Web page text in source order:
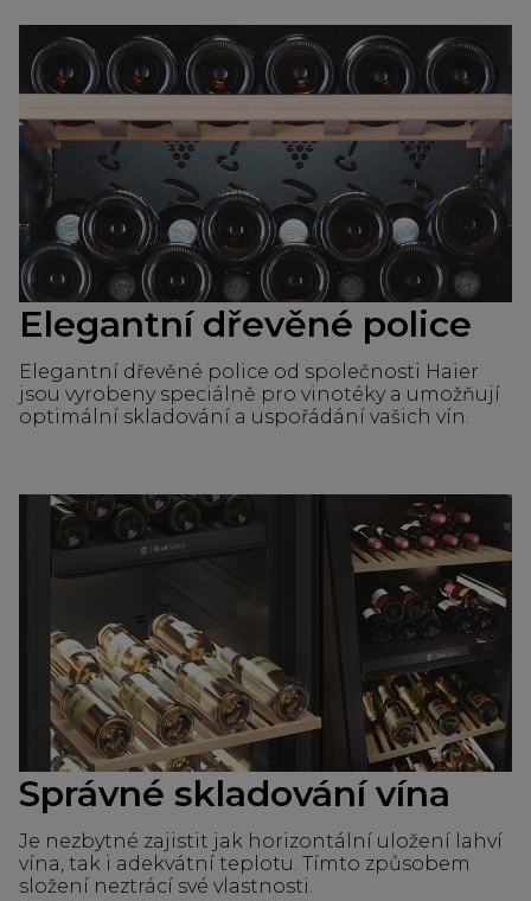
Elegantní dřevěné police
Elegantní dřevěné police od společnosti Haier
jsou vyrobeny speciálně pro vinotéky a umožňují
optimální skladování a uspořádání vašich vín.
Správné skladování vína
Je nezbytné zajistit jak horizontální uložení lahví
vína, tak i adekvátní teplotu. Tímto způsobem
složení neztrácí své vlastnosti.